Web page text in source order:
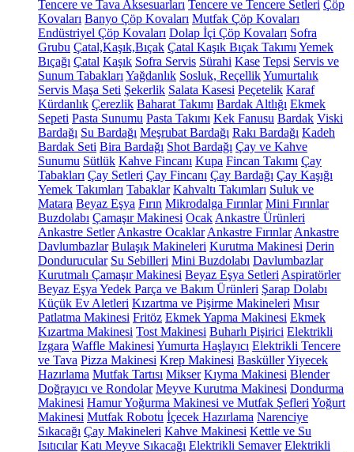
Tencere ve Tava Aksesuarları Tencere ve Tencere Setleri Çöp
Kovaları Banyo Çöp Kovaları Mutfak Çöp Kovaları
Endüstriyel Çöp Kovaları Dolap İçi Çöp Kovaları Sofra
Grubu Çatal,Kaşık,Bıçak Çatal Kaşık Bıçak Takımı Yemek
Bıçağı Çatal Kaşık Sofra Servis Sürahi Kase Tepsi Servis ve
Sunum Tabakları Yağdanlık Sosluk, ReçellikYumurtalık
Servis Maşa Seti Şekerlik Salata Kasesi Peçetelik Karaf
Kürdanlık Çerezlik Baharat Takımı Bardak Altlığı Ekmek
Sepeti Pasta Sunumu Pasta Takımı Kek Fanusu Bardak Viski
Bardağı Su Bardağı Meşrubat Bardağı Rakı Bardağı Kadeh
Bardak Seti Bira Bardağı Shot Bardağı Çay ve Kahve
Sunumu Sütlük Kahve Fincanı Kupa Fincan Takımı Çay
Tabakları Çay Setleri Çay Fincanı Çay Bardağı Çay Kaşığı
Yemek Takımları Tabaklar Kahvaltı Takımları Suluk ve
Matara Beyaz Eşya Fırın Mikrodalga Fırınlar Mini Fırınlar
Buzdolabı Çamaşır Makinesi Ocak Ankastre Ürünleri
Ankastre Setler Ankastre Ocaklar Ankastre Fırınlar Ankastre
Davlumbazlar Bulaşık Makineleri Kurutma Makinesi Derin
Dondurucular Su Sebilleri Mini Buzdolabı Davlumbazlar
Kurutmalı Çamaşır Makinesi Beyaz Eşya Setleri Aspiratörler
Beyaz Eşya Yedek Parça ve Bakım Ürünleri Şarap Dolabı
Küçük Ev Aletleri Kızartma ve Pişirme Makineleri Mısır
Patlatma Makinesi Fritöz Ekmek Yapma Makinesi Ekmek
Kızartma Makinesi Tost Makinesi Buharlı Pişirici Elektrikli
Izgara Waffle Makinesi Yumurta Haşlayıcı Elektrikli Tencere
ve Tava Pizza Makinesi Krep Makinesi BasküllerYiyecek
Hazırlama Mutfak Tartısı Mikser Kıyma Makinesi Blender
Doğrayıcı ve Rondolar Meyve Kurutma Makinesi Dondurma
Makinesi Hamur Yoğurma Makinesi ve Mutfak Şefleri Yoğurt
Makinesi Mutfak Robotu İçecek Hazırlama Narenciye
Sıkacağı Çay Makineleri Kahve Makinesi Kettle ve Su
Isıtıcılar Katı Meyve Sıkacağı Elektrikli Semaver Elektrikli